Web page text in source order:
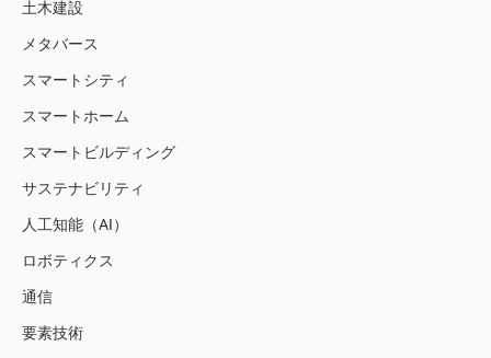
土木建設
メタバース
スマートシティ
スマートホーム
スマートビルディング
サステナビリティ
人工知能（AI）
ロボティクス
通信
要素技術